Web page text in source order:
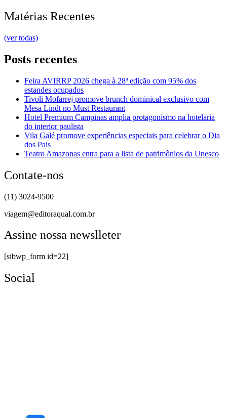
Matérias Recentes
(ver todas)
Posts recentes
Feira AVIRRP 2026 chega à 28ª edição com 95% dos
estandes ocupados
Tivoli Mofarrej promove brunch dominical exclusivo com
Mesa Lindt no Must Restaurant
Hotel Premium Campinas amplia protagonismo na hotelaria
do interior paulista
Vila Galé promove experiências especiais para celebrar o Dia
dos Pais
Teatro Amazonas entra para a lista de patrimônios da Unesco
Contate-nos
(11) 3024-9500
viagem@editoraqual.com.br
Assine nossa newslleter
[sibwp_form id=22]
Social